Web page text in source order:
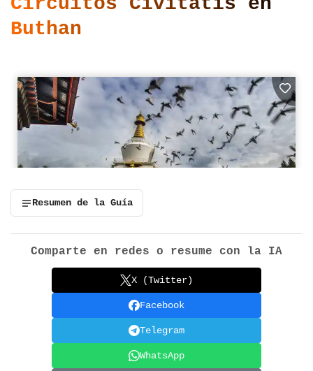
Buthan
Resumen de la Guía
Comparte en redes o resume con la IA
X (Twitter)
Facebook
Telegram
WhatsApp